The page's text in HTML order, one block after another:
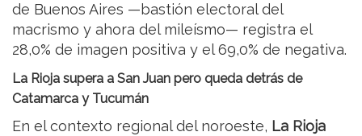
de Buenos Aires —bastión electoral del
macrismo y ahora del mileísmo— registra el
28,0% de imagen positiva y el 69,0% de negativa.
La Rioja supera a San Juan pero queda detrás de
Catamarca y Tucumán
En el contexto regional del noroeste, La Rioja